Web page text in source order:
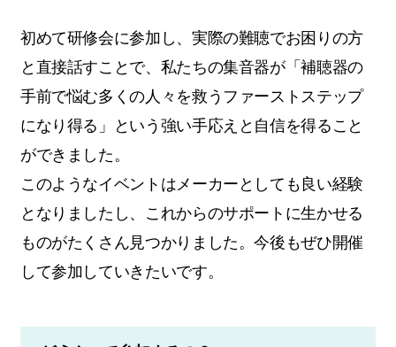
初めて研修会に参加し、実際の難聴でお困りの方
と直接話すことで、私たちの集音器が「補聴器の
手前で悩む多くの人々を救うファーストステップ
になり得る」という強い手応えと自信を得ること
ができました。
このようなイベントはメーカーとしても良い経験
となりましたし、これからのサポートに生かせる
ものがたくさん見つかりました。今後もぜひ開催
して参加していきたいです。